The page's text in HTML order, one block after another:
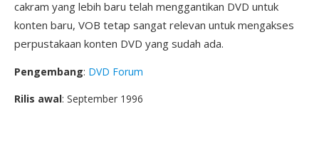
cakram yang lebih baru telah menggantikan DVD untuk
konten baru, VOB tetap sangat relevan untuk mengakses
perpustakaan konten DVD yang sudah ada.
Pengembang: DVD Forum
Rilis awal: September 1996